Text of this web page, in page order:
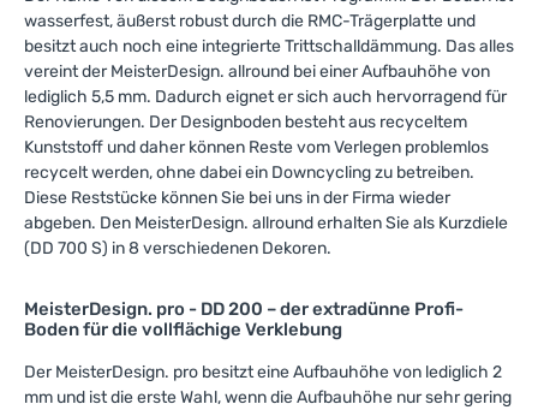
wasserfest, äußerst robust durch die RMC-Trägerplatte und
besitzt auch noch eine integrierte Trittschalldämmung. Das alles
vereint der MeisterDesign. allround bei einer Aufbauhöhe von
lediglich 5,5 mm. Dadurch eignet er sich auch hervorragend für
Renovierungen. Der Designboden besteht aus recyceltem
Kunststoff und daher können Reste vom Verlegen problemlos
recycelt werden, ohne dabei ein Downcycling zu betreiben.
Diese Reststücke können Sie bei uns in der Firma wieder
abgeben. Den MeisterDesign. allround erhalten Sie als Kurzdiele
(DD 700 S) in 8 verschiedenen Dekoren.
MeisterDesign. pro - DD 200 – der extradünne Profi-
Boden für die vollflächige Verklebung
Der MeisterDesign. pro besitzt eine Aufbauhöhe von lediglich 2
mm und ist die erste Wahl, wenn die Aufbauhöhe nur sehr gering